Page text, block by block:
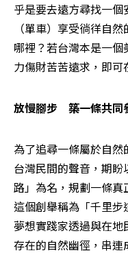
乎是要去遠方尋找一
（單車）享受徜徉自
哪裡？若台灣本是一
力傷財苦苦遠求，即可
放慢腳步　築一條共同
為了追尋一條屬於自
台灣民間的聲音，期
路」為名，規劃一條真
這個創舉稱為「千里
夢想實踐家透過與在
存在的自然幽徑，串